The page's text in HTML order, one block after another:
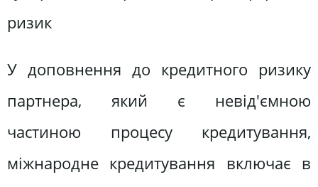
ризик
У доповнення до кредитного ризику
партнера, який є невід'ємною
частиною процесу кредитування,
міжнародне кредитування включає в